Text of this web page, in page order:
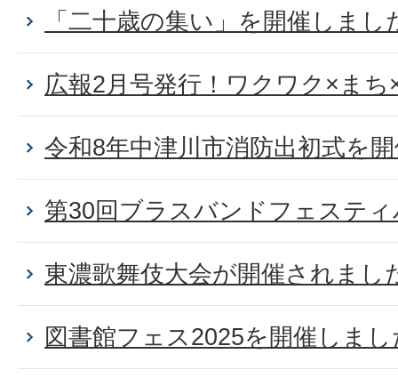
「二十歳の集い」を開催しまし
広報2月号発行！ワクワク×まち
令和8年中津川市消防出初式を
第30回ブラスバンドフェステ
東濃歌舞伎大会が開催されまし
図書館フェス2025を開催しまし